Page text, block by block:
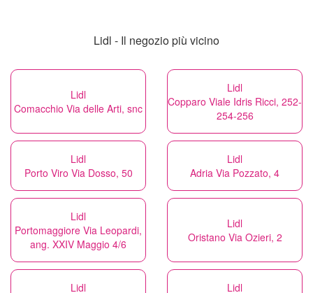
Lidl - Il negozio più vicino
Lidl
Comacchio Via delle Arti, snc
Lidl
Copparo Viale Idris Ricci, 252-
254-256
Lidl
Porto Viro Via Dosso, 50
Lidl
Adria Via Pozzato, 4
Lidl
Portomaggiore Via Leopardi,
ang. XXIV Maggio 4/6
Lidl
Oristano Via Ozieri, 2
Lidl
Lidl